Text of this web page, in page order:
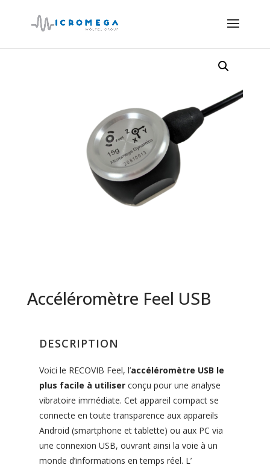
Accéléromètre Feel USB
DESCRIPTION
Voici le RECOVIB Feel, l’accéléromètre USB le
plus facile à utiliser conçu pour une analyse
vibratoire immédiate. Cet appareil compact se
connecte en toute transparence aux appareils
Android (smartphone et tablette) ou aux PC via
une connexion USB, ouvrant ainsi la voie à un
monde d’informations en temps réel. L’